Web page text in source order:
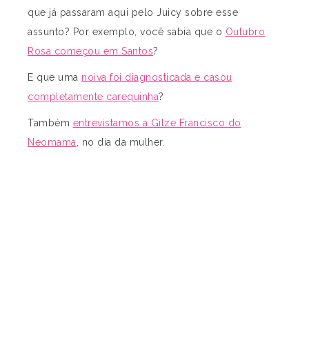
que já passaram aqui pelo Juicy sobre esse
assunto? Por exemplo, você sabia que o Outubro
Rosa começou em Santos?
E que uma noiva foi diagnosticada e casou
completamente carequinha?
Também entrevistamos a Gilze Francisco do
Neomama , no dia da mulher.